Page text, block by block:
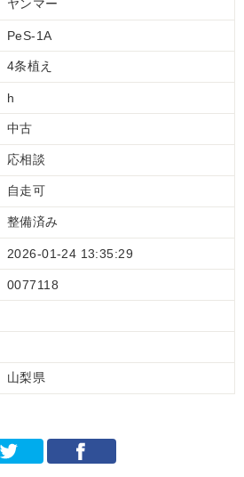
ヤンマー
PeS-1A
4条植え
h
中古
応相談
自走可
整備済み
2026-01-24 13:35:29
0077118
山梨県